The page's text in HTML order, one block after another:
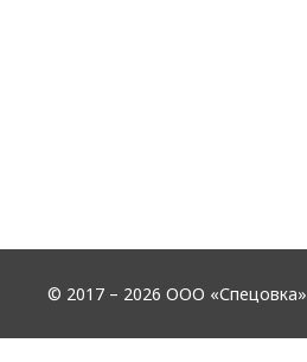
© 2017 – 2026 ООО «Спецовка»